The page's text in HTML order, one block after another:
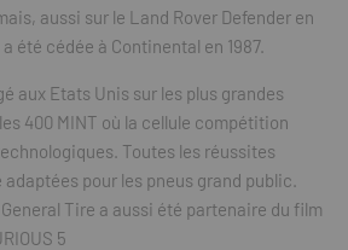
aussi sur le Land Rover Defender en
été cédée à Continental en 1987.
aux Etats Unis sur les plus grandes
400 MINT où la cellule compétition
Toutes les réussites
pour les pneus grand public.
Tire a aussi été partenaire du film
5